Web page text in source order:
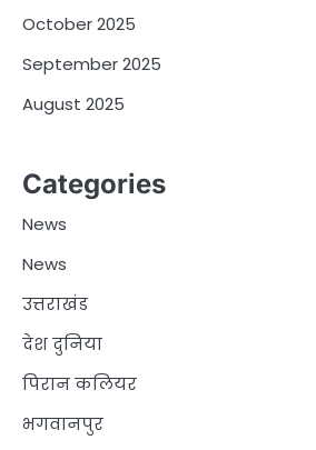
October 2025
September 2025
August 2025
Categories
News
News
उत्तराखंड
देश दुनिया
पिरान कलियर
भगवानपुर